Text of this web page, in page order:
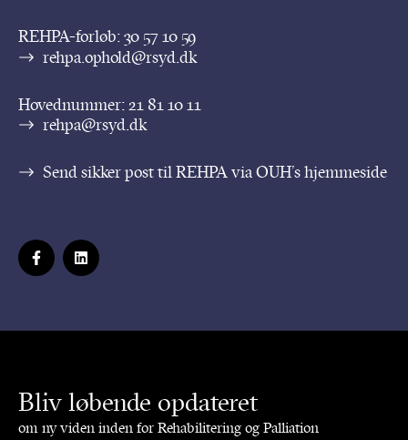
REHPA-forløb:30 57 10 59
rehpa.ophold@rsyd.dk
Hovednummer:21 81 10 11
rehpa@rsyd.dk
Send sikker post til REHPA via OUH’s hjemmeside
Bliv løbende opdateret
om ny viden inden for Rehabilitering og Palliation